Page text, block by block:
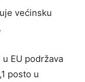
većinsku
EU podržava
posto u